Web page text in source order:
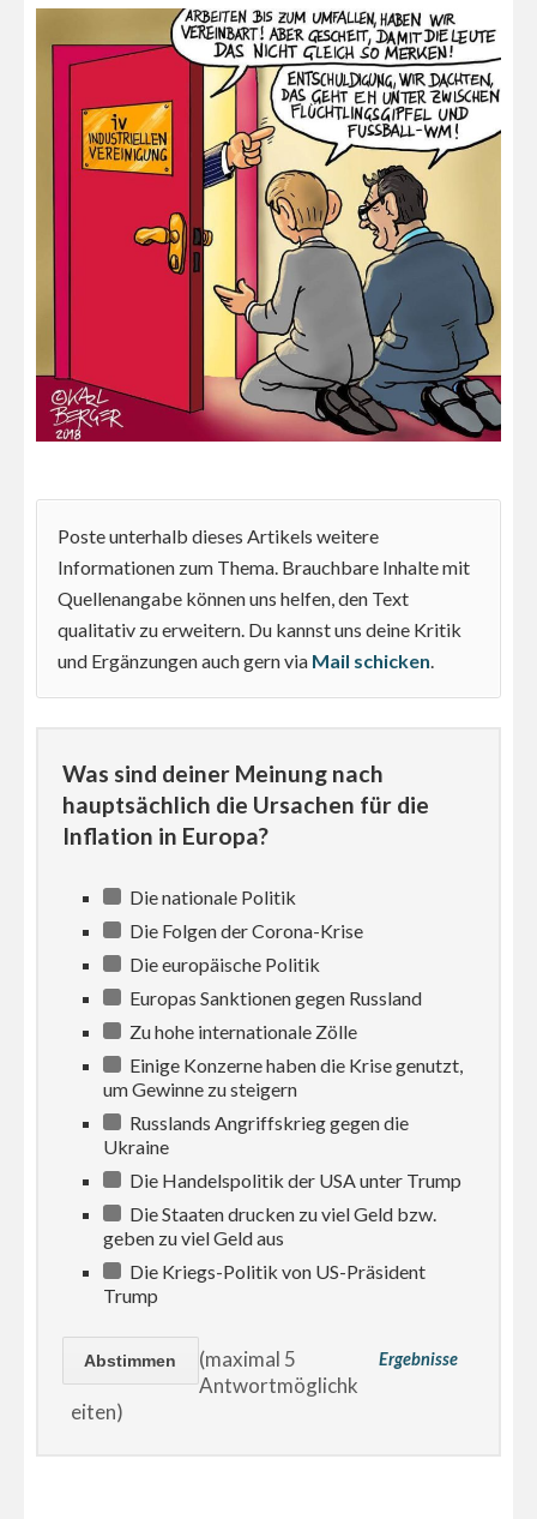
Poste unterhalb dieses Artikels weitere
Informationen zum Thema. Brauchbare Inhalte mit
Quellenangabe können uns helfen, den Text
qualitativ zu erweitern. Du kannst uns deine Kritik
und Ergänzungen auch gern via Mail schicken
Was sind deiner Meinung nach
hauptsächlich die Ursachen für die
Inflation in Europa?
Die nationale Politik
Die Folgen der Corona-Krise
Die europäische Politik
Europas Sanktionen gegen Russland
Zu hohe internationale Zölle
Einige Konzerne haben die Krise genutzt,
um Gewinne zu steigern
Russlands Angriffskrieg gegen die
Ukraine
Die Handelspolitik der USA unter Trump
Die Staaten drucken zu viel Geld bzw.
geben zu viel Geld aus
Die Kriegs-Politik von US-Präsident
Trump
Ergebnisse
(maximal 5
Antwortmöglichk
eiten)